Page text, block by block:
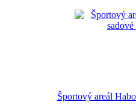
Športový areál